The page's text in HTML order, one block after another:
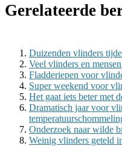
Gerelateerde
Duizenden vlinders
Veel vlinders en
Fladderiepen voor
Super weekend voor
Het gaat iets beter met
Dramatisch jaar voor
Onderzoek naar wilde
Weinig vlinders geteld